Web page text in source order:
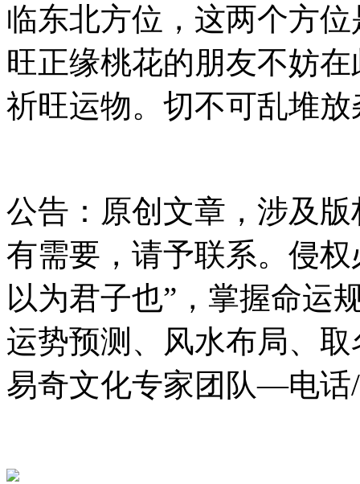
临东北方位，这两个方
旺正缘桃花的朋友不妨
祈旺运物。切不可乱堆
公告：原创文章，涉及
有需要，请予联系。侵
以为君子也”，掌握命运
运势预测、风水布局、
易奇文化专家团队—电话/